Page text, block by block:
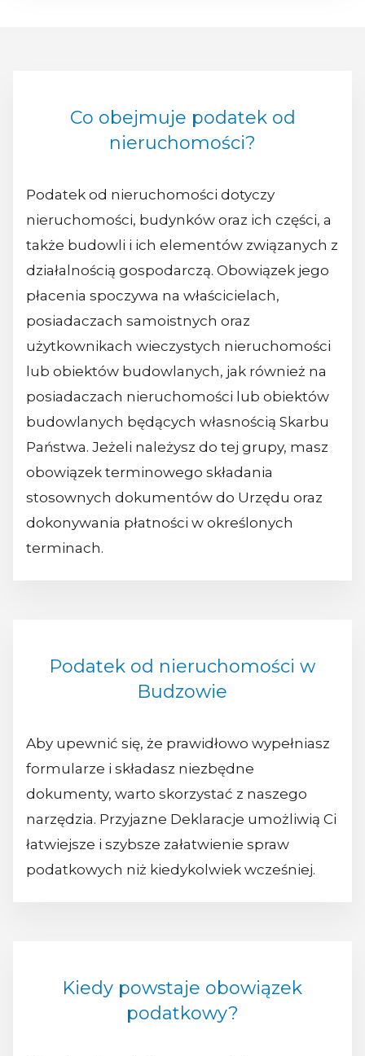
Co obejmuje podatek od
nieruchomości?
Podatek od nieruchomości dotyczy
nieruchomości, budynków oraz ich części, a
także budowli i ich elementów związanych z
działalnością gospodarczą. Obowiązek jego
płacenia spoczywa na właścicielach,
posiadaczach samoistnych oraz
użytkownikach wieczystych nieruchomości
lub obiektów budowlanych, jak również na
posiadaczach nieruchomości lub obiektów
budowlanych będących własnością Skarbu
Państwa. Jeżeli należysz do tej grupy, masz
obowiązek terminowego składania
stosownych dokumentów do Urzędu oraz
dokonywania płatności w określonych
terminach.
Podatek od nieruchomości w
Budzowie
Aby upewnić się, że prawidłowo wypełniasz
formularze i składasz niezbędne
dokumenty, warto skorzystać z naszego
narzędzia. Przyjazne Deklaracje umożliwią Ci
łatwiejsze i szybsze załatwienie spraw
podatkowych niż kiedykolwiek wcześniej.
Kiedy powstaje obowiązek
podatkowy?